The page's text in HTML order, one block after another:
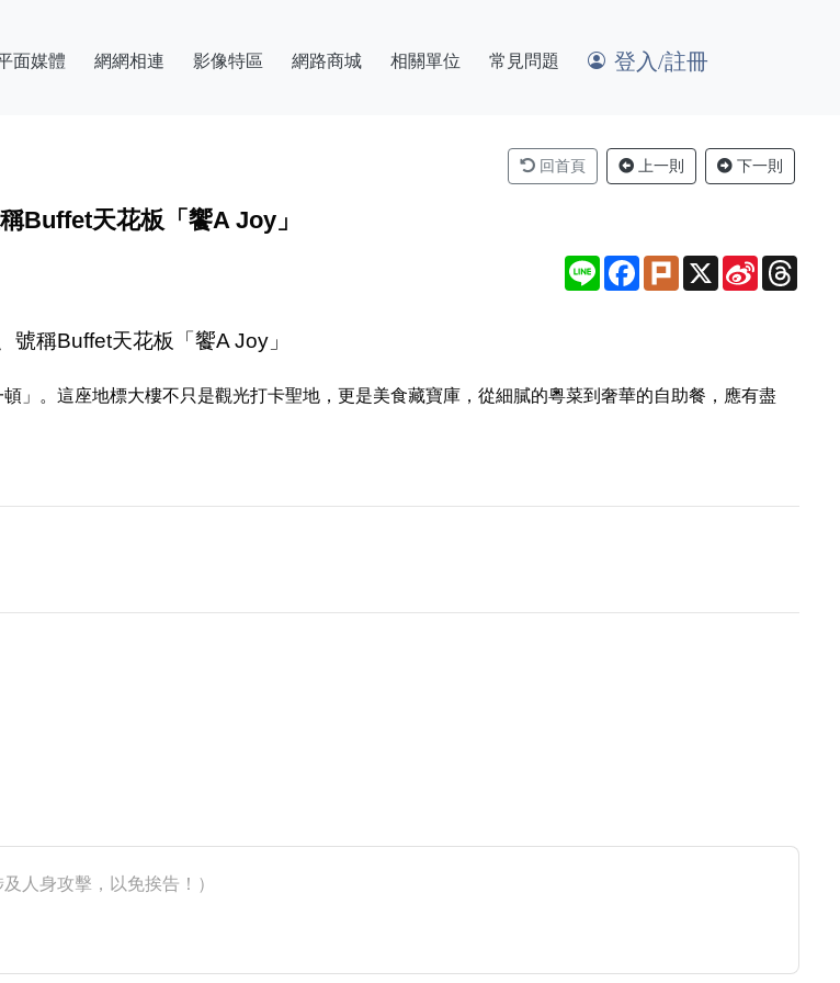
面媒體 網網相連 影像特區 網路商城 相關單位 常見問題 登入/註冊
回首頁 上一則 下一則
Buffet天花板「饗A Joy」
Line Facebook
Plurk X
Sina
Weibo
稱Buffet天花板「饗A Joy」
」。這座地標大樓不只是觀光打卡聖地，更是美食藏寶庫，從細膩的粵菜到奢華的自助餐，應有盡
人身攻擊，以免挨告！）